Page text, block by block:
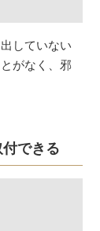
していない
がなく、邪
できる